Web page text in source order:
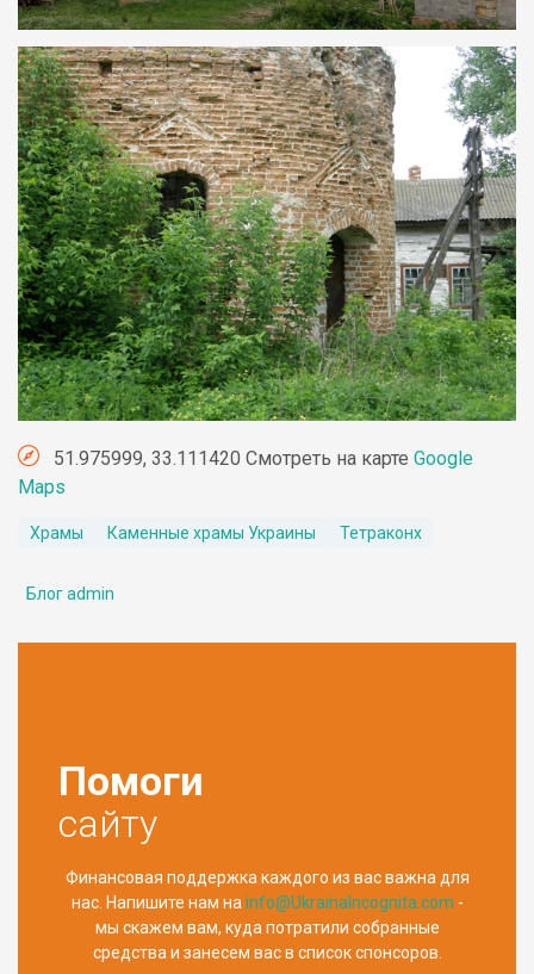
51.975999, 33.111420 Смотреть на карте Google
Maps
Храмы Каменные храмы Украины Тетраконх
Блог admin
Помоги
сайту
Финансовая поддержка каждого из вас важна для
нас. Напишите нам на info@UkrainaIncognita.com -
мы скажем вам, куда потратили собранные
средства и занесем вас в список спонсоров.